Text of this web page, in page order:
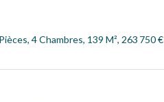
4 Chambres, 139 M², 263 750 €